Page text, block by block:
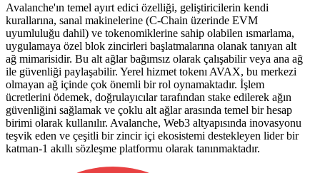
Avalanche'ın temel ayırt edici özelliği, geliştiricilerin kendi
kurallarına, sanal makinelerine (C-Chain üzerinde EVM
uyumluluğu dahil) ve tokenomiklerine sahip olabilen ısmarlama,
uygulamaya özel blok zincirleri başlatmalarına olanak tanıyan alt
ağ mimarisidir. Bu alt ağlar bağımsız olarak çalışabilir veya ana ağ
ile güvenliği paylaşabilir. Yerel hizmet tokenı AVAX, bu merkezi
olmayan ağ içinde çok önemli bir rol oynamaktadır. İşlem
ücretlerini ödemek, doğrulayıcılar tarafından stake edilerek ağın
güvenliğini sağlamak ve çoklu alt ağlar arasında temel bir hesap
birimi olarak kullanılır. Avalanche, Web3 altyapısında inovasyonu
teşvik eden ve çeşitli bir zincir içi ekosistemi destekleyen lider bir
katman-1 akıllı sözleşme platformu olarak tanınmaktadır.